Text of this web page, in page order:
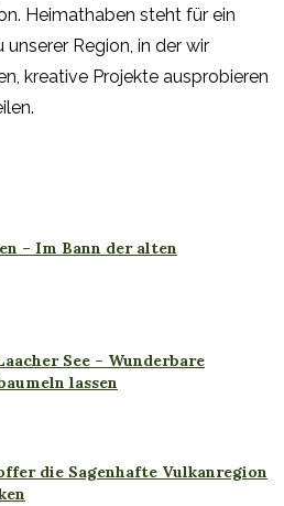
Heimathaben steht für ein
Region, in der wir
kreative Projekte ausprobieren
– Im Bann der alten
See – Wunderbare
lassen
die Sagenhafte Vulkanregion